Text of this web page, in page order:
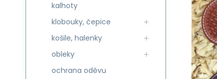
kalhoty
klobouky, čepice
košile, halenky
obleky
ochrana oděvu